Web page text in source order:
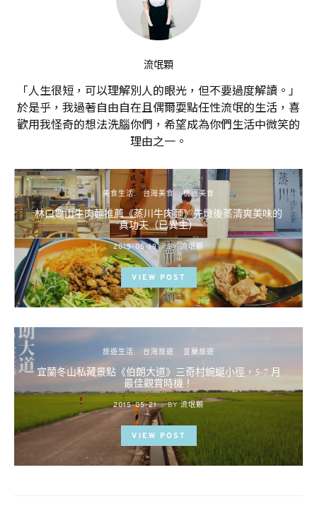
流氓顆
「人生很短，可以理解別人的眼光，但不要過度解讀。」
於是乎，我過著自由自在且偶爾耍點任性流氓的生活，喜
歡用我怪奇的想法洗腦你們，希望成為你們生活中微笑的
理由之一。
美食生活 台灣美食 桃園美食
林口龜山牛肉麵推薦《蒸川牛肉麵》先燉後蒸清爽美味的
真功夫（已異主）
POSTED
ON
2015-05-19 BY 流氓顆
VIEW POST
旅遊生活 台灣旅遊 宜蘭旅遊
宜蘭冬山私藏景點《伯朗大道》三奇村蜿蜒小徑，5-7 月
最佳觀賞時機！
POSTED
ON
2015-05-21 BY 流氓顆
VIEW POST